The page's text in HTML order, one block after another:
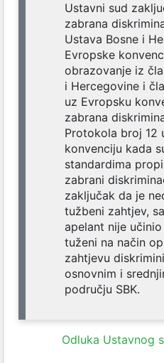
Ustavni sud
zabrana
Ustava Bosne i
Evropske
obrazovanje iz
i Hercegovine i
uz Evropsku
zabrana
Protokola broj 12
konvenciju kada
standardima
zabrani
zaključak da je
tužbeni zahtjev,
apelant nije
tuženi na način
zahtjevu
osnovnim i
području SBK.
Odluka Ustavnog